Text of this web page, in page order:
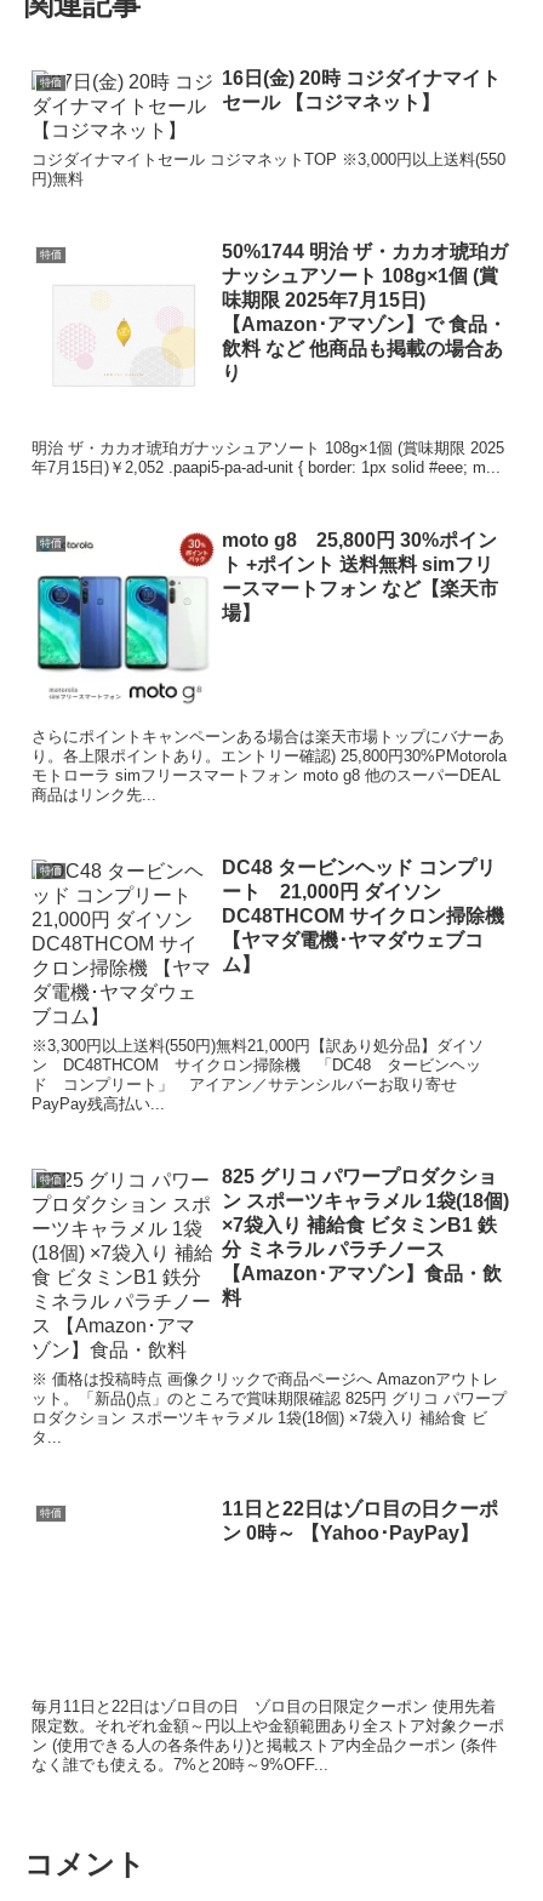
特価
16日(金) 20時 コジダイナマイト
セール 【コジマネット】
コジダイナマイトセール コジマネットTOP ※3,000円以上送料(550
円)無料
特価
50%1744 明治 ザ・カカオ琥珀ガ
ナッシュアソート 108g×1個 (賞
味期限 2025年7月15日)
【Amazon･アマゾン】で 食品・
飲料 など 他商品も掲載の場合あ
り
明治 ザ・カカオ琥珀ガナッシュアソート 108g×1個 (賞味期限 2025
年7月15日)￥2,052 .paapi5-pa-ad-unit { border: 1px solid #eee; m...
特価
moto g8 25,800円 30%ポイン
ト +ポイント 送料無料 simフリ
ースマートフォン など【楽天市
場】
さらにポイントキャンペーンある場合は楽天市場トップにバナーあ
り。各上限ポイントあり。エントリー確認) 25,800円30%PMotorola
モトローラ simフリースマートフォン moto g8 他のスーパーDEAL
商品はリンク先...
特価
DC48 タービンヘッド コンプリ
ート 21,000円 ダイソン
DC48THCOM サイクロン掃除機
【ヤマダ電機･ヤマダウェブコ
ム】
※3,300円以上送料(550円)無料21,000円【訳あり処分品】ダイソ
ン DC48THCOM サイクロン掃除機 「DC48 タービンヘッ
ド コンプリート」 アイアン／サテンシルバーお取り寄せ
PayPay残高払い...
特価
825 グリコ パワープロダクショ
ン スポーツキャラメル 1袋(18個)
×7袋入り 補給食 ビタミンB1 鉄
分 ミネラル パラチノース
【Amazon･アマゾン】食品・飲
料
※ 価格は投稿時点 画像クリックで商品ページへ Amazonアウトレ
ット。「新品()点」のところで賞味期限確認 825円 グリコ パワープ
ロダクション スポーツキャラメル 1袋(18個) ×7袋入り 補給食 ビ
タ...
特価
11日と22日はゾロ目の日クーポ
ン 0時～ 【Yahoo･PayPay】
毎月11日と22日はゾロ目の日 ゾロ目の日限定クーポン 使用先着
限定数。それぞれ金額～円以上や金額範囲あり全ストア対象クーポ
ン (使用できる人の各条件あり)と掲載ストア内全品クーポン (条件
なく誰でも使える。7%と20時～9%OFF...
コメント